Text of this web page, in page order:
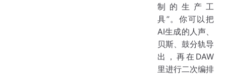
制的生产工
具”。你可以把
AI生成的人声、
贝斯、鼓分轨导
出，再在DAW
里进行二次编排